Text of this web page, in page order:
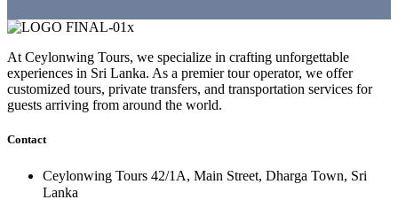
At Ceylonwing Tours, we specialize in crafting unforgettable
experiences in Sri Lanka. As a premier tour operator, we offer
customized tours, private transfers, and transportation services for
guests arriving from around the world.
Contact
Ceylonwing Tours 42/1A, Main Street, Dharga Town, Sri
Lanka